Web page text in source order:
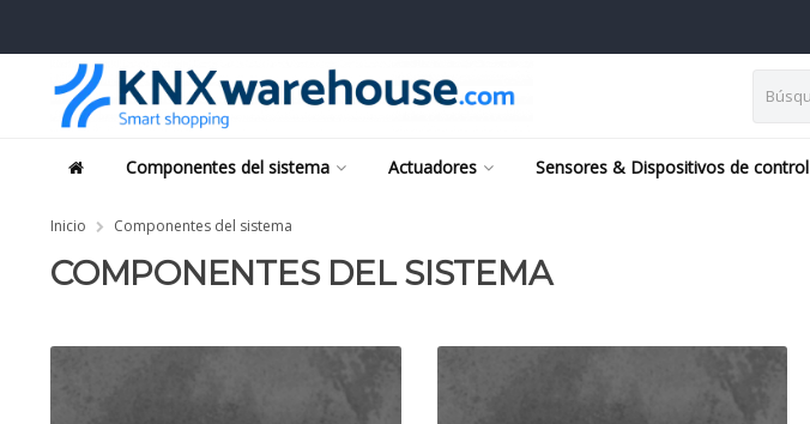
Componentes del sistema Actuadores Sensores & Dispositivos de control
Inicio Componentes del sistema
COMPONENTES DEL SISTEMA